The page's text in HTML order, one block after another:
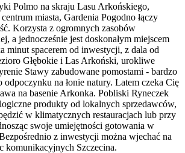
Polmo na skraju Lasu Arkońskiego,
miasta, Gardenia Pogodno łączy
Korzysta z ogromnych zasobów
a jednocześnie jest doskonałym miejscem
minut spacerem od inwestycji, z dala od
Głębokie i Las Arkoński, urokliwe
Stawy zabudowane pomostami - bardzo
odpoczynku na łonie natury. Latem czeka Cię
na basenie Arkonka. Pobliski Ryneczek
produkty od lokalnych sprzedawców,
w klimatycznych restauracjach lub przy
swoje umiejętności gotowania w
z inwestycji można wjechać na
komunikacyjnych Szczecina.